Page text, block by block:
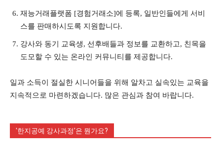
재능거래플랫폼 [경험거래소]에 등록, 일반인들에게 서비
스를 판매하시도록 지원합니다.
강사와 동기 교육생, 선후배들과 정보를 교환하고, 친목을
도모할 수 있는 온라인 커뮤니티를 제공합니다.
일과 소득이 절실한 시니어들을 위해 알차고 실속있는 교육을
지속적으로 마련하겠습니다. 많은 관심과 참여 바랍니다.
'한지공예 강사과정'은 뭔가요?